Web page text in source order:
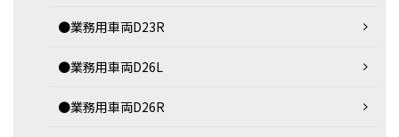
●業務用車両D23R
●業務用車両D26L
●業務用車両D26R